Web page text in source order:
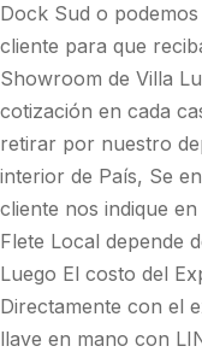
Dock Sud o
cliente para que
Showroom de Villa
cotización en cada
retirar por nuestro
interior de País, Se
cliente nos indique
Flete Local depende
Luego El costo del
Directamente con el
llave en mano con